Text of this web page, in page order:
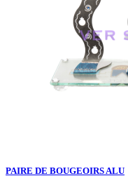
PAIRE DE BOUGEOIRS ALU